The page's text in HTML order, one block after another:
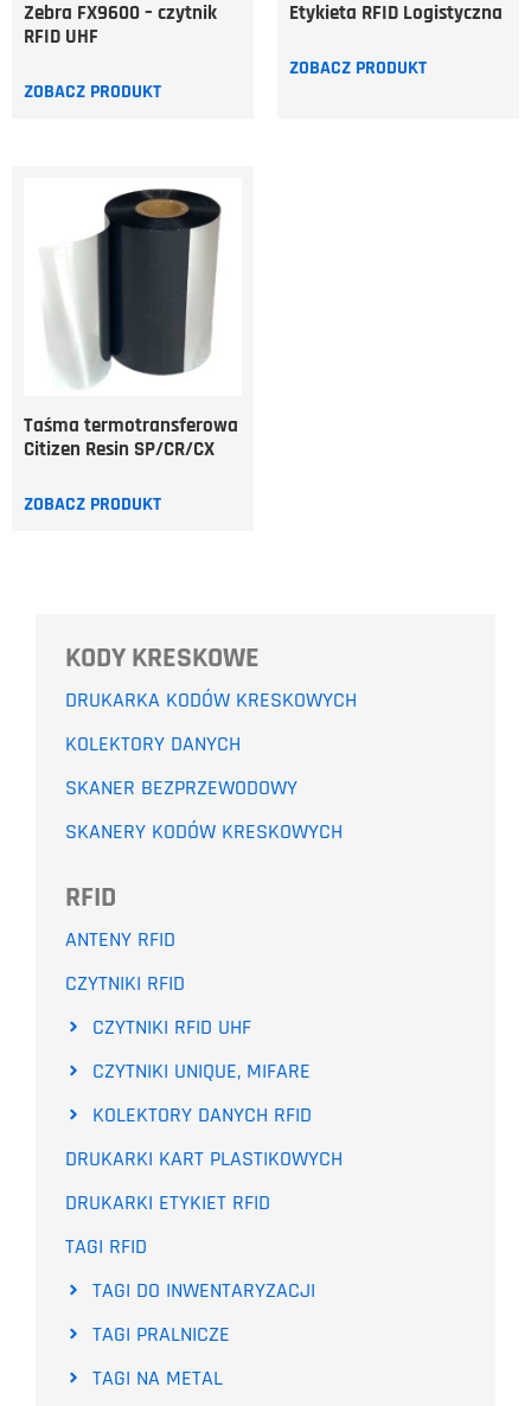
Zebra FX9600 – czytnik
RFID UHF
ZOBACZ PRODUKT
Etykieta RFID Logistyczna
ZOBACZ PRODUKT
Taśma termotransferowa
Citizen Resin SP/CR/CX
ZOBACZ PRODUKT
KODY KRESKOWE
DRUKARKA KODÓW KRESKOWYCH
KOLEKTORY DANYCH
SKANER BEZPRZEWODOWY
SKANERY KODÓW KRESKOWYCH
RFID
ANTENY RFID
CZYTNIKI RFID
CZYTNIKI RFID UHF
CZYTNIKI UNIQUE, MIFARE
KOLEKTORY DANYCH RFID
DRUKARKI KART PLASTIKOWYCH
DRUKARKI ETYKIET RFID
TAGI RFID
TAGI DO INWENTARYZACJI
TAGI PRALNICZE
TAGI NA METAL